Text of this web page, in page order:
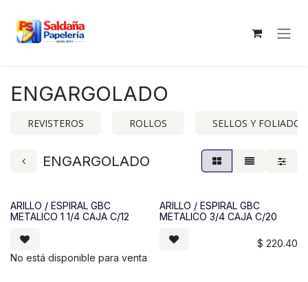
ENGARGOLADO
REVISTEROS ROLLOS SELLOS Y
ENGARGOLADO
ARILLO / ESPIRAL GBC
METALICO 1 1/4 CAJA C/12
No está disponible para venta
ARILLO / ESPIRAL GBC
METALICO 3/4 CAJA C/20
$ 220.40